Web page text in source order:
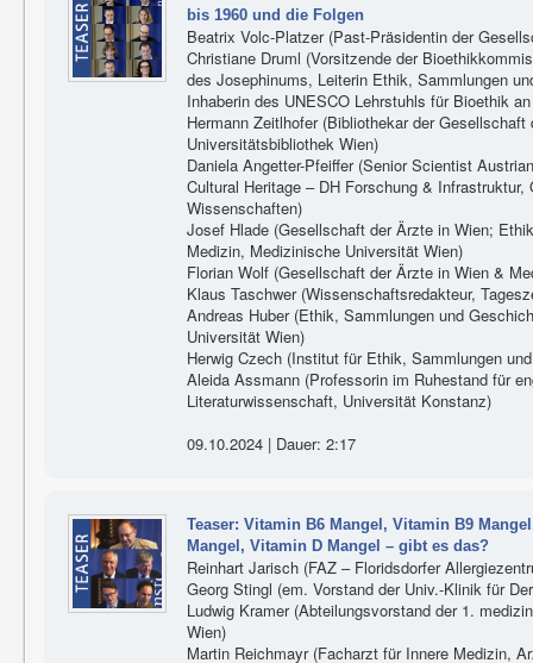
bis 1960 und die Folgen
Beatrix Volc-Platzer (Past-Präsidentin der
Christiane Druml (Vorsitzende der
des Josephinums, Leiterin Ethik, Sammlungen
Inhaberin des UNESCO Lehrstuhls für Bioethik
Hermann Zeitlhofer (Bibliothekar der
Universitätsbibliothek Wien)
Daniela Angetter-Pfeiffer (Senior Scientist
Cultural Heritage – DH Forschung &
Wissenschaften)
Josef Hlade (Gesellschaft der Ärzte in Wien;
Medizin, Medizinische Universität Wien)
Florian Wolf (Gesellschaft der Ärzte in Wien &
Klaus Taschwer (Wissenschaftsredakteur,
Andreas Huber (Ethik, Sammlungen und
Universität Wien)
Herwig Czech (Institut für Ethik, Sammlungen
Aleida Assmann (Professorin im Ruhestand für
Literaturwissenschaft, Universität Konstanz)
09.10.2024 | Dauer: 2:17
Teaser: Vitamin B6 Mangel, Vitamin B9
Mangel, Vitamin D Mangel – gibt es das?
Reinhart Jarisch (FAZ – Floridsdorfer
Georg Stingl (em. Vorstand der Univ.-Klinik für
Ludwig Kramer (Abteilungsvorstand der 1.
Wien)
Martin Reichmayr (Facharzt für Innere Medizin,